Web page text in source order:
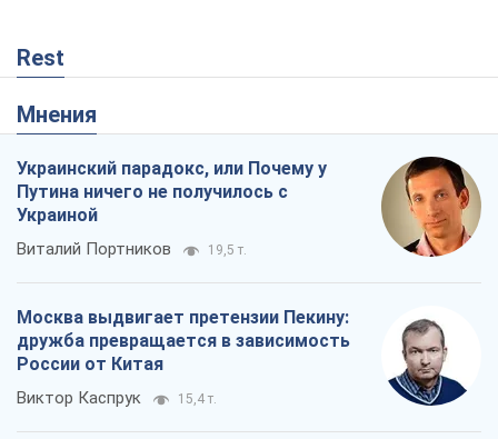
Rest
Мнения
Украинский парадокс, или Почему у
Путина ничего не получилось с
Украиной
Виталий Портников 19,5 т.
Москва выдвигает претензии Пекину:
дружба превращается в зависимость
России от Китая
Виктор Каспрук 15,4 т.